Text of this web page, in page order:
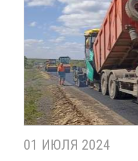
01 ИЮЛЯ 2024